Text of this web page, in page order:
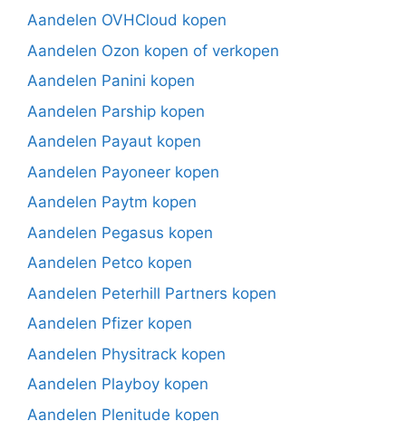
Aandelen OVHCloud kopen
Aandelen Ozon kopen of verkopen
Aandelen Panini kopen
Aandelen Parship kopen
Aandelen Payaut kopen
Aandelen Payoneer kopen
Aandelen Paytm kopen
Aandelen Pegasus kopen
Aandelen Petco kopen
Aandelen Peterhill Partners kopen
Aandelen Pfizer kopen
Aandelen Physitrack kopen
Aandelen Playboy kopen
Aandelen Plenitude kopen